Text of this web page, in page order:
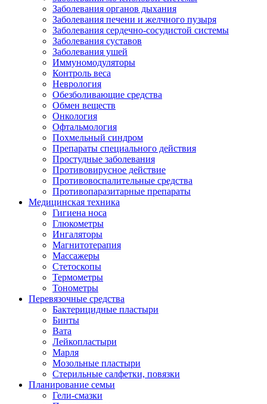
Заболевания органов дыхания
Заболевания печени и желчного пузыря
Заболевания сердечно-сосудистой системы
Заболевания суставов
Заболевания ушей
Иммуномодуляторы
Контроль веса
Неврология
Обезболивающие средства
Обмен веществ
Онкология
Офтальмология
Похмельный синдром
Препараты специального действия
Простудные заболевания
Противовирусное действие
Противовоспалительные средства
Противопаразитарные препараты
Медицинская техника
Гигиена носа
Глюкометры
Ингаляторы
Магнитотерапия
Массажеры
Стетоскопы
Термометры
Тонометры
Перевязочные средства
Бактерицидные пластыри
Бинты
Вата
Лейкопластыри
Марля
Мозольные пластыри
Стерильные салфетки, повязки
Планирование семьи
Гели-смазки